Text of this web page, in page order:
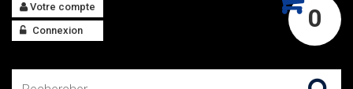
0
Votre compte
Connexion